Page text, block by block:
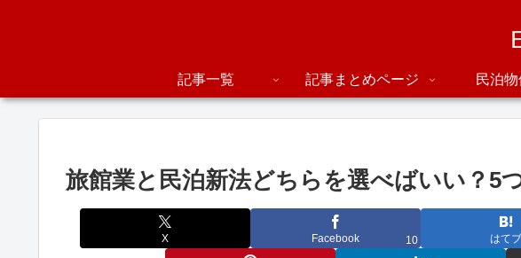
記事一覧 記事まとめページ 民泊
旅館業と民泊新法どちらを選べばいい？5
X Facebook 10 はてブ